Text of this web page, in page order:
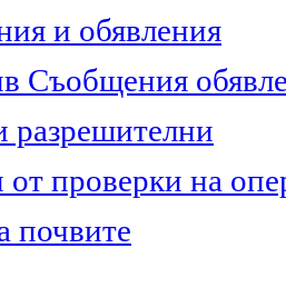
и обявления
Съобщения
разрешителни
проверки на
почвите